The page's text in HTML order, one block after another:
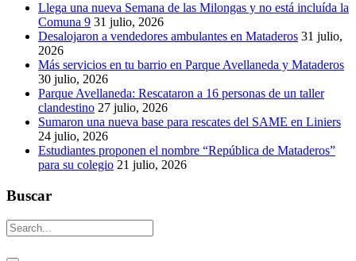
Llega una nueva Semana de las Milongas y no está incluída la
Comuna 9 31 julio, 2026
Desalojaron a vendedores ambulantes en Mataderos 31 julio,
2026
Más servicios en tu barrio en Parque Avellaneda y Mataderos
30 julio, 2026
Parque Avellaneda: Rescataron a 16 personas de un taller
clandestino 27 julio, 2026
Sumaron una nueva base para rescates del SAME en Liniers
24 julio, 2026
Estudiantes proponen el nombre “República de Mataderos”
para su colegio 21 julio, 2026
Buscar